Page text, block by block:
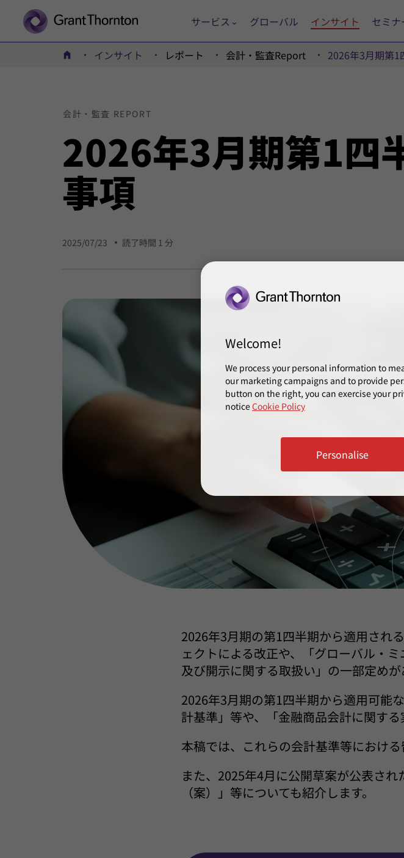
サービス グローバル インサイト セミナ
ホーム インサイト レポート 会計・監査Report 2026年3月期第1
2026年3月期第1四
事項
会計・監査 REPORT
2025/07/23 読了時間 1 分
2026年3月期の第1四半期から適用され
ェクトによる改正や、「グローバル・
及び開示に関する取扱い」の一部定めが
2026年3月期の第1四半期から適用可能
計基準」等や、「金融商品会計に関する
本稿では、これらの会計基準等における
また、2025年4月に公開草案が公表さ
（案）」等についても紹介します。
Welcome!
We process your personal information to
our marketing campaigns and to provide
button on the right, you can exercise your
noticeCookie Policy
Personalise